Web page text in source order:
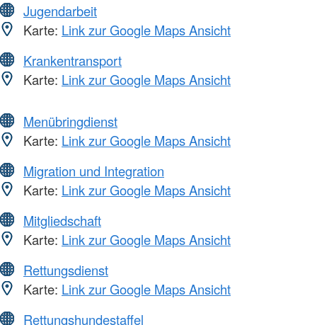
Jugendarbeit
Karte: Link zur Google Maps Ansicht
Krankentransport
Karte: Link zur Google Maps Ansicht
Menübringdienst
Karte: Link zur Google Maps Ansicht
Migration und Integration
Karte: Link zur Google Maps Ansicht
Mitgliedschaft
Karte: Link zur Google Maps Ansicht
Rettungsdienst
Karte: Link zur Google Maps Ansicht
Rettungshundestaffel